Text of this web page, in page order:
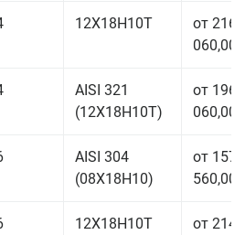
12Х18Н10Т
от 216
060,00
AISI 321
(12Х18Н10Т)
от 196
060,00
AISI 304
(08Х18Н10)
от 157
560,00
12Х18Н10Т
от 214